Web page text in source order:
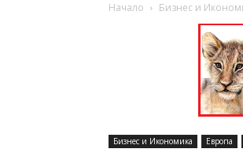
Начало Бизнес и
Бизнес и Икономика Европа